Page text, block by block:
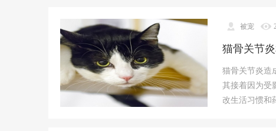
被宠
猫骨关节
猫骨关节炎造
其接着因为受
改生活习惯